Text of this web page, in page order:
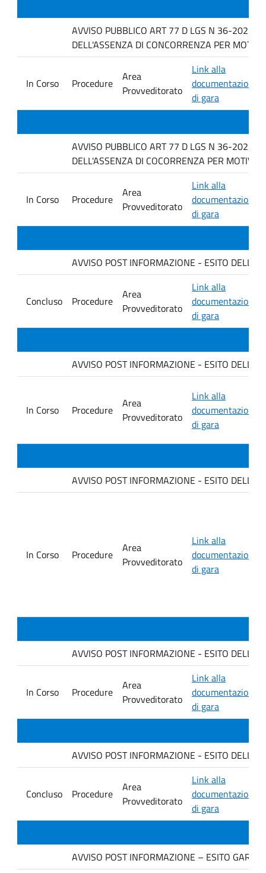
AVVISO PUBBLICO ART 77 D LGS N 36-2023
DELL'ASSENZA DI CONCORRENZA PER
In Corso Procedure
Area
Provveditorato
Link alla
documentazione
di gara
AVVISO PUBBLICO ART 77 D LGS N 36-2023
DELL'ASSENZA DI COCORRENZA PER MOTIVI
In Corso Procedure
Area
Provveditorato
Link alla
documentazione
di gara
AVVISO POST INFORMAZIONE - ESITO
Concluso Procedure
Area
Provveditorato
Link alla
documentazione
di gara
AVVISO POST INFORMAZIONE - ESITO
In Corso Procedure
Area
Provveditorato
Link alla
documentazione
di gara
AVVISO POST INFORMAZIONE - ESITO
In Corso Procedure
Area
Provveditorato
Link alla
documentazione
di gara
AVVISO POST INFORMAZIONE - ESITO
In Corso Procedure
Area
Provveditorato
Link alla
documentazione
di gara
AVVISO POST INFORMAZIONE - ESITO
Concluso Procedure
Area
Provveditorato
Link alla
documentazione
di gara
AVVISO POST INFORMAZIONE – ESITO